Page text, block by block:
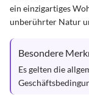
ein einzigartiges
unberührter Natur
Besondere
Es gelten die